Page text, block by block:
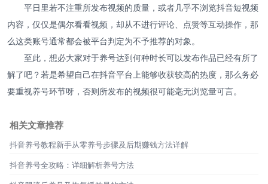
平日里若不注重所发布视频的质量，或者几乎不浏览抖音短视频
内容，仅仅是偶尔看看视频，却从不进行评论、点赞等互动操作，那
么这类账号通常都会被平台判定为不予推荐的对象。
至此，想必大家对于养号达到何种时长可以发布作品已经有所了
解了吧？若是希望自己在抖音平台上能够收获较高的热度，那么务必
要重视养号环节呀，否则所发布的视频很可能毫无浏览量可言。
相关文章推荐
抖音养号教程新手从零养号步骤及后期赚钱方法详解
抖音养号全攻略：详细解析养号方法